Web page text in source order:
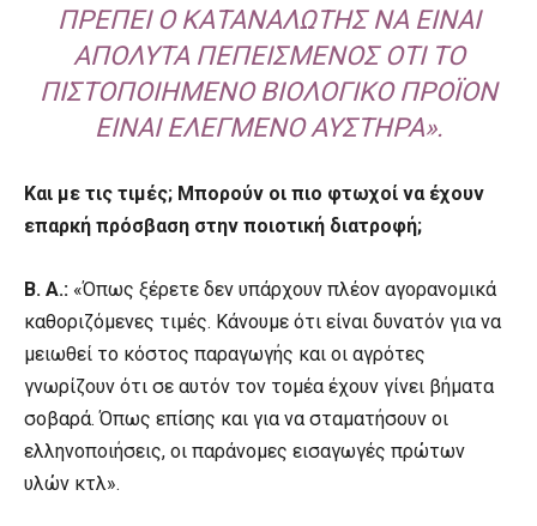
ΠΡΈΠΕΙ Ο ΚΑΤΑΝΑΛΩΤΉΣ ΝΑ ΕΊΝΑΙ
ΑΠΌΛΥΤΑ ΠΕΠΕΙΣΜΈΝΟΣ ΌΤΙ ΤΟ
ΠΙΣΤΟΠΟΙΗΜΈΝΟ ΒΙΟΛΟΓΙΚΌ ΠΡΟΪΌΝ
ΕΊΝΑΙ ΕΛΕΓΜΈΝΟ ΑΥΣΤΗΡΆ».
Και με τις τιμές; Μπορούν οι πιο φτωχοί να έχουν
επαρκή πρόσβαση στην ποιοτική διατροφή;
Β. Α.: «Όπως ξέρετε δεν υπάρχουν πλέον αγορανομικά
καθοριζόμενες τιμές. Κάνουμε ότι είναι δυνατόν για να
μειωθεί το κόστος παραγωγής και οι αγρότες
γνωρίζουν ότι σε αυτόν τον τομέα έχουν γίνει βήματα
σοβαρά. Όπως επίσης και για να σταματήσουν οι
ελληνοποιήσεις, οι παράνομες εισαγωγές πρώτων
υλών κτλ».